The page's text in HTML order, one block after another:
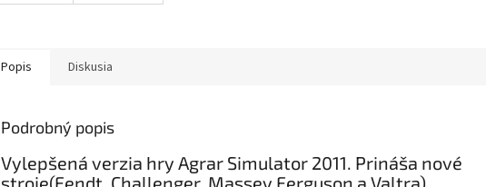
Popis Diskusia
Podrobný popis
Vylepšená verzia hry Agrar Simulator 2011. Prináša nové
stroje(Fendt, Challenger, Massey Ferguson a Valtra),